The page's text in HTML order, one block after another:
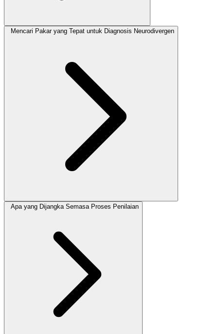
Mencari Pakar yang Tepat untuk Diagnosis Neurodivergen
Apa yang Dijangka Semasa Proses Penilaian